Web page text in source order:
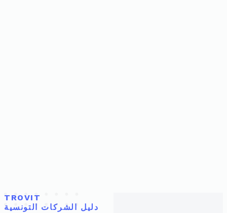
TROVIT
دليل الشركات التونسية